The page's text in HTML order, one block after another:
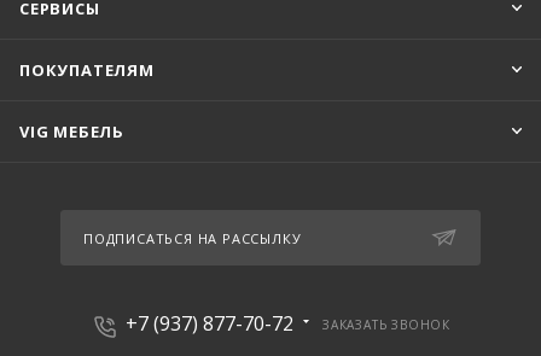
СЕРВИСЫ
ПОКУПАТЕЛЯМ
VIG МЕБЕЛЬ
ПОДПИСАТЬСЯ НА РАССЫЛКУ
+7 (937) 877-70-72 ЗАКАЗАТЬ ЗВОНОК